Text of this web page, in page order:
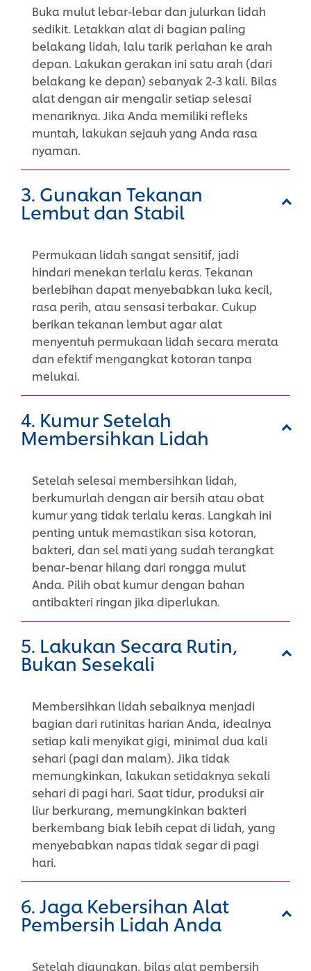
Buka mulut lebar-lebar dan julurkan lidah
sedikit. Letakkan alat di bagian paling
belakang lidah, lalu tarik perlahan ke arah
depan. Lakukan gerakan ini satu arah (dari
belakang ke depan) sebanyak 2-3 kali. Bilas
alat dengan air mengalir setiap selesai
menariknya. Jika Anda memiliki refleks
muntah, lakukan sejauh yang Anda rasa
nyaman.
3. Gunakan Tekanan
Lembut dan Stabil
Permukaan lidah sangat sensitif, jadi
hindari menekan terlalu keras. Tekanan
berlebihan dapat menyebabkan luka kecil,
rasa perih, atau sensasi terbakar. Cukup
berikan tekanan lembut agar alat
menyentuh permukaan lidah secara merata
dan efektif mengangkat kotoran tanpa
melukai.
4. Kumur Setelah
Membersihkan Lidah
Setelah selesai membersihkan lidah,
berkumurlah dengan air bersih atau obat
kumur yang tidak terlalu keras. Langkah ini
penting untuk memastikan sisa kotoran,
bakteri, dan sel mati yang sudah terangkat
benar-benar hilang dari rongga mulut
Anda. Pilih obat kumur dengan bahan
antibakteri ringan jika diperlukan.
5. Lakukan Secara Rutin,
Bukan Sesekali
Membersihkan lidah sebaiknya menjadi
bagian dari rutinitas harian Anda, idealnya
setiap kali menyikat gigi, minimal dua kali
sehari (pagi dan malam). Jika tidak
memungkinkan, lakukan setidaknya sekali
sehari di pagi hari. Saat tidur, produksi air
liur berkurang, memungkinkan bakteri
berkembang biak lebih cepat di lidah, yang
menyebabkan napas tidak segar di pagi
hari.
6. Jaga Kebersihan Alat
Pembersih Lidah Anda
Setelah digunakan, bilas alat pembersih